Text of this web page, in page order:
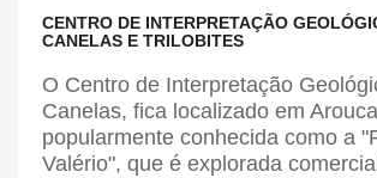
CENTRO DE INTERPRETAÇÃO
CANELAS E TRILOBITES
O Centro de Interpretação
Canelas, fica localizado em
popularmente conhecida como a
Valério", que é explorada